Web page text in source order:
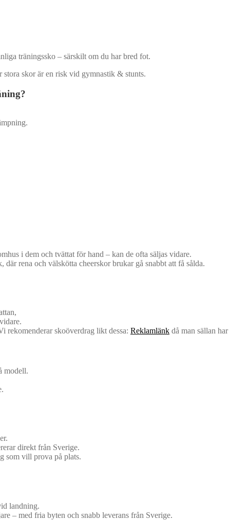
träningssko – särskilt om du har bred fot.
stora skor är en risk vid gymnastik & stunts.
i dem och tvättat för hand – kan de ofta säljas vidare.
rena och välskötta cheerskor brukar gå snabbt att få sålda.
rekomenderar skoöverdrag likt dessa: Reklamlänk då man sällan
modell.
direkt från Sverige.
som vill prova på plats.
landning.
– med fria byten och snabb leverans från Sverige.